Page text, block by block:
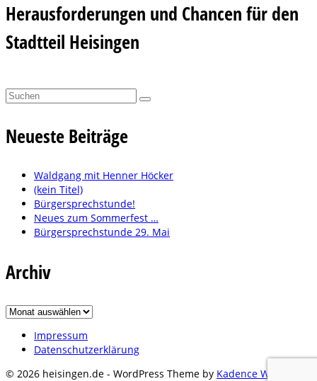
Herausforderungen und Chancen für den
Stadtteil Heisingen
Suchen
Neueste Beiträge
Waldgang mit Henner Höcker
(kein Titel)
Bürgersprechstunde!
Neues zum Sommerfest …
Bürgersprechstunde 29. Mai
Archiv
Archiv
Impressum
Datenschutzerklärung
© 2026 heisingen.de - WordPress Theme by Kadence WP